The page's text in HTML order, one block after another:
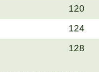
120
124
128